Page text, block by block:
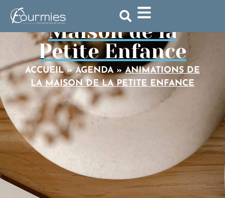
Animations de la
Maison de la
Petite Enfance
ACCUEIL»AGENDA»ANIMATIONS DE
LA MAISON DE LA PETITE ENFANCE